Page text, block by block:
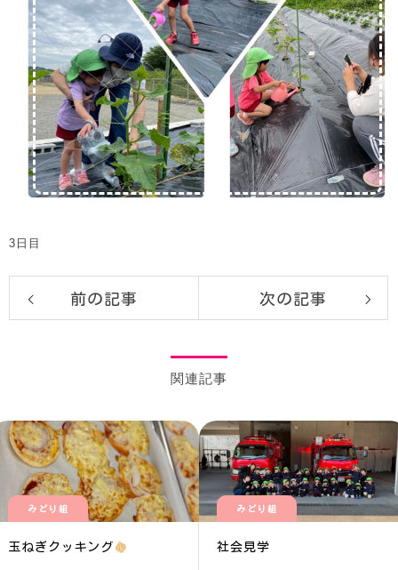
3日目
前の記事 次の記事
関連記事
みどり組
玉ねぎクッキング
みどり組
社会見学